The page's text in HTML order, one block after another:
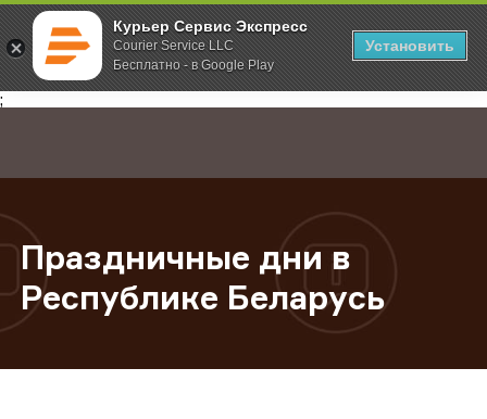
Курьер Сервис Экспресс
Courier Service LLC
Бесплатно - в Google Play
Установить
;
Главная О компании Новости Праздничные дни в Республике
Праздничные дни в
Республике Беларусь